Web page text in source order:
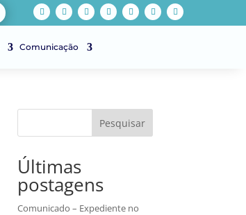
Comunicação
Pesquisar
Últimas
postagens
Comunicado – Expediente no